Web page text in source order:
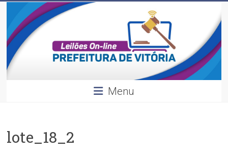
content
Leilões
Divulgação
dos
leilões
realizados
pela
Menu
lote_18_2